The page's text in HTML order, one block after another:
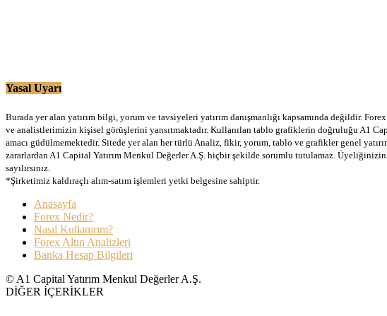
Yasal Uyarı
Burada yer alan yatırım bilgi, yorum ve tavsiyeleri yatırım danışmanlığı kapsamında değildir.
ve analistlerimizin kişisel görüşlerini yansıtmaktadır. Kullanılan tablo grafiklerin doğruluğu A1
amacı güdülmemektedir. Sitede yer alan her türlü Analiz, fikir, yorum, tablo ve grafikler genel
zararlardan A1 Capital Yatırım Menkul Değerler A.Ş. hiçbir şekilde sorumlu tutulamaz.
sayılırsınız.
*Şirketimiz kaldıraçlı alım-satım işlemleri yetki belgesine sahiptir.
Anasayfa
Forex Nedir?
Nasıl Kullanırım?
Forex Altın Analizleri
Banka Hesap Bilgileri
© A1 Capital Yatırım Menkul Değerler A.Ş.
DİĞER İÇERİKLER